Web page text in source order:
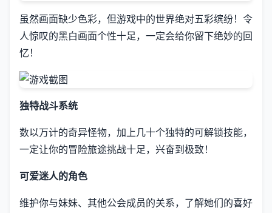
虽然画面缺少色彩，但游戏中的世界绝对五彩缤纷！令
人惊叹的黑白画面个性十足，一定会给你留下绝妙的回
忆！
独特战斗系统
数以万计的奇异怪物，加上几十个独特的可解锁技能，
一定让你的冒险旅途挑战十足，兴奋到极致！
可爱迷人的角色
维护你与妹妹、其他公会成员的关系，了解她们的喜好